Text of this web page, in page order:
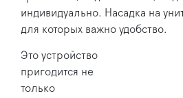
индивидуально. Насадка на
для которых важно удобство.
Это устройство
пригодится не
только